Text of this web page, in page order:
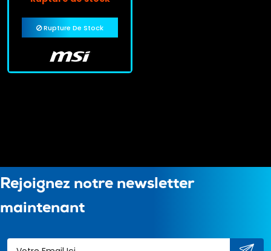
Rupture De Stock
Rejoignez notre newsletter
maintenant